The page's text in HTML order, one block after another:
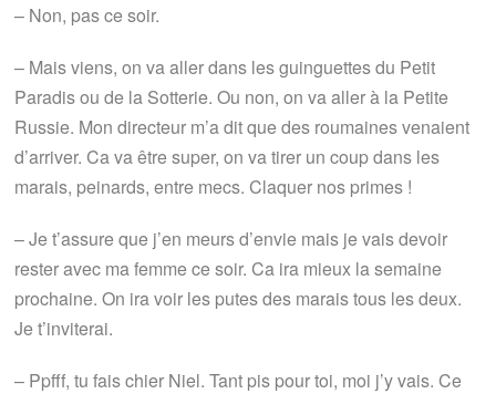
– Non, pas ce soir.
– Mais viens, on va aller dans les guinguettes du Petit
Paradis ou de la Sotterie. Ou non, on va aller à la Petite
Russie. Mon directeur m’a dit que des roumaines venaient
d’arriver. Ca va être super, on va tirer un coup dans les
marais, peinards, entre mecs. Claquer nos primes !
– Je t’assure que j’en meurs d’envie mais je vais devoir
rester avec ma femme ce soir. Ca ira mieux la semaine
prochaine. On ira voir les putes des marais tous les deux.
Je t’inviterai.
– Ppfff, tu fais chier Niel. Tant pis pour toi, moi j’y vais. Ce